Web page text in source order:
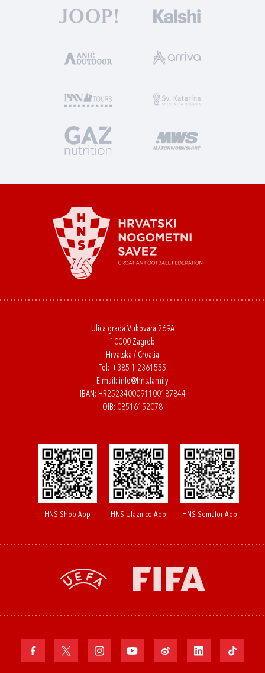
Ulica grada Vukovara 269A
10000 Zagreb
Hrvatska / Croatia
Tel: +385 1 2361555
E-mail: info@hns.family
IBAN: HR2523400091100187844
OIB: 08516152078
HNS Shop App HNS Ulaznice App HNS Semafor App